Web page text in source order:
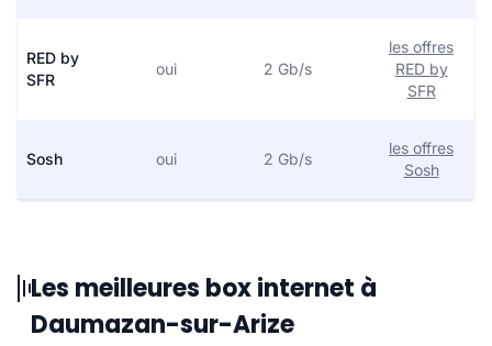
RED by
SFR
oui 2 Gb/s
les offres
RED by
SFR
Sosh oui 2 Gb/s
les offres
Sosh
Les meilleures box internet à
Daumazan-sur-Arize